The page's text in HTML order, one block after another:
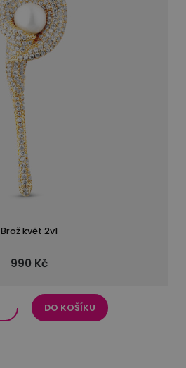
Brož květ 2v1
990 Kč
DO KOŠÍKU